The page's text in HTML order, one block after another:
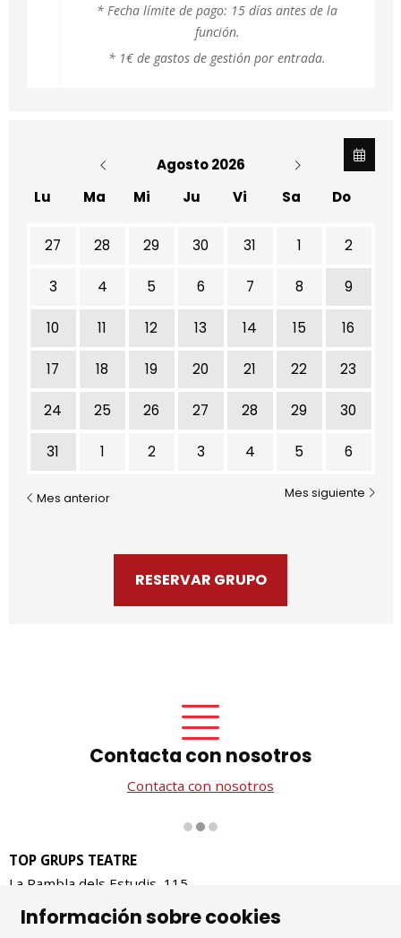
* Fecha límite de pago: 15 días antes de la
función.
* 1€ de gastos de gestión por entrada.
Agosto 2026
Lu
Ma Mi Ju Vi Sa Do
No hay ninguna actividad este mes
27 28 29 30 31 1 2
3 4 5 6 7 8 9
10 11 12 13 14 15 16
17 18 19 20 21 22 23
24 25 26 27 28 29 30
31 1 2 3 4 5 6
Mes anterior Mes siguiente
RESERVAR GRUPO
Contacta con nosotros
Contacta con nosotros
TOP GRUPS TEATRE
La Rambla dels Estudis, 115
08002 Barcelona
Tel. 93 441 39 79
Información sobre cookies